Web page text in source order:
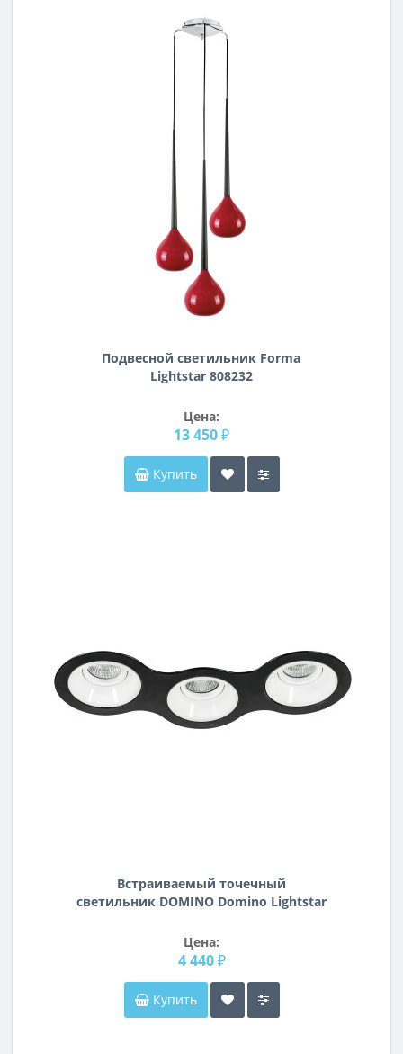
Подвесной светильник Forma
Lightstar 808232
Цена:
13 450 ₽
Купить
Встраиваемый точечный
светильник DOMINO Domino Lightstar
Цена:
4 440 ₽
Купить